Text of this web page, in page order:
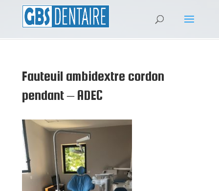
Fauteuil ambidextre cordon
pendant – ADEC